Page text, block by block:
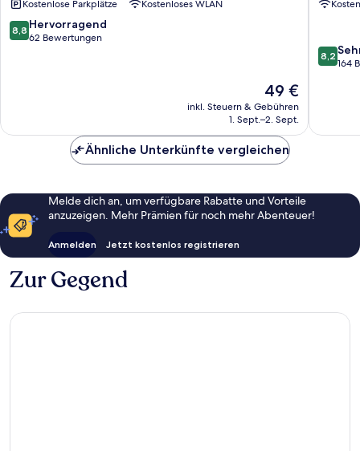
Kostenlose Parkplätze Kostenloses WLAN
8.8
von
8,8 Hervorragend
62 Bewertungen
Der
Preis
beträgt
49 €
inkl. Steuern & Gebühren
1. Sept.–2. Sept.
8.2
von
8,2
164
Ähnliche Unterkünfte vergleichen
Melde dich an, um verfügbare Rabatte und Vorteile
anzuzeigen. Mehr Prämien für noch mehr Abenteuer!
Anmelden Jetzt kostenlos registrieren
Zur Gegend